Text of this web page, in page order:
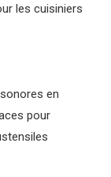
les cuisiniers
en
pour